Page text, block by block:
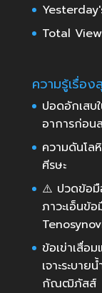
Total
ความรู้เรื่อ
ปอดอักเสบ
อาการก่อน
ความดันโล
ศีรษะ
⚠️ ปวดข้อมื
ภาวะเอ็นข้
ข้อเข่าเสื่อ
เจาะระบา
กัณฒิภัสส์